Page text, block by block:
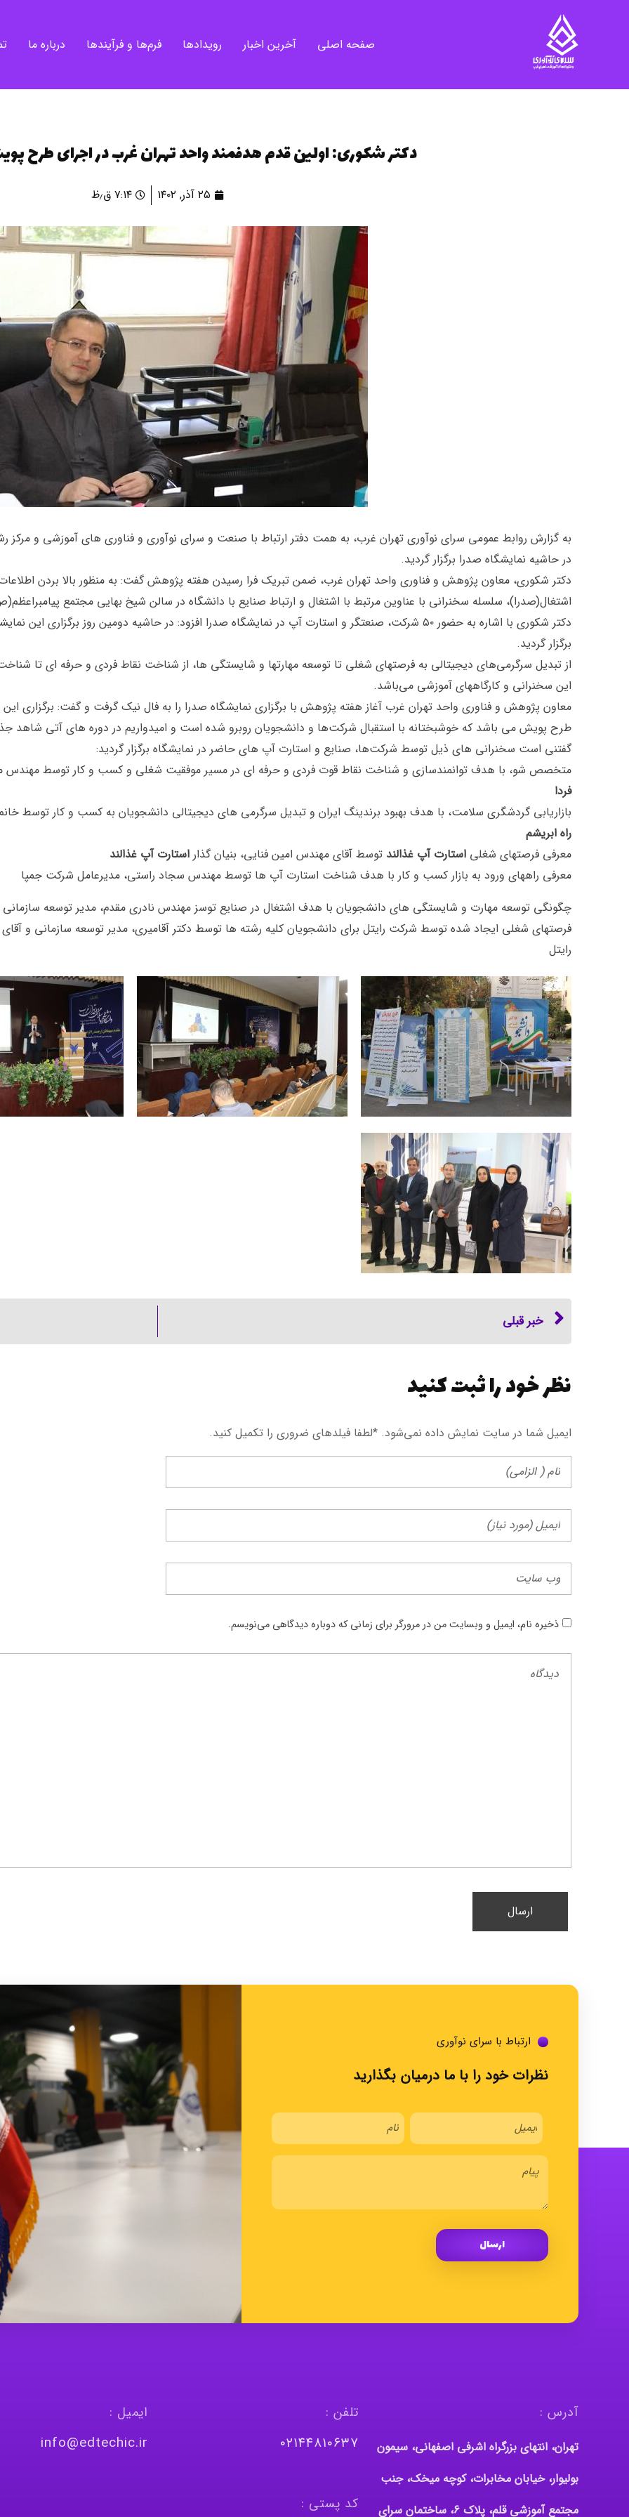
صفحه اصلی آخرین اخبار رویدادها فرم‌ها و فرآیندها درباره ما
دکتر شکوری: اولین قدم هدفمند واحد تهران غرب در اجرای طرح
۲۵ آذر, ۱۴۰۲ ۷:۱۴ ق٫ظ
به گزارش روابط عمومی سرای نوآوری تهران غرب، به همت دفتر ارتباط با صنعت و سرای نوآوری و فناوری های آموزشی و
در حاشیه نمایشگاه صدرا برگزار گردید.
دکتر شکوری، معاون پژوهش و فناوری واحد تهران غرب، ضمن تبریک فرا رسیدن هفته پژوهش گفت: به منظور بالا بردن
اشتغال(صدرا)، سلسله سخنرانی با عناوین مرتبط با اشتغال و ارتباط صنایع با دانشگاه در سالن شیخ بهایی مجتمع
برگزار گردید.
از تبدیل سرگرمی‌های دیجیتالی به فرصتهای شغلی تا توسعه مهارتها و شایستگی ها، از شناخت نقاط فردی و حرفه ای تا
این سخنرانی و کارگاههای آموزشی می‌باشد.
معاون پژوهش و فناوری واحد تهران غرب آغاز هفته پژوهش با برگزاری نمایشگاه صدرا را به فال نیک گرفت و گفت: برگزاری
طرح پویش می باشد که خوشبختانه با استقبال شرکت‌ها و دانشجویان روبرو شده است و امیدواریم در دوره های آتی شاهد
گفتنی است سخنرانی های ذیل توسط شرکت‌ها، صنایع و استارت آپ های حاضر در نمایشگاه برگزار گردید:
متخصص شو، با هدف توانمندسازی و شناخت نقاط قوت فردی و حرفه ای در مسیر موفقیت شغلی و کسب و کار توسط مهندس
فردا
بازاریابی گردشگری سلامت، با هدف بهبود برندینگ ایران و تبدیل سرگرمی های دیجیتالی دانشجویان به کسب و کار توسط
راه ابریشم
معرفی فرصتهای شغلی استارت آپ غذالند توسط آقای مهندس امین فنایی، بنیان گذار استارت آپ غذالند
معرفی راههای ورود به بازار کسب و کار با هدف شناخت استارت آپ ها توسط مهندس سجاد راستی، مدیرعامل شرکت جمپا
چگونگی توسعه مهارت و شایستگی های دانشجویان با هدف اشتغال در صنایع توسز مهندس نادری مقدم، مدیر توسعه
فرصتهای شغلی ایجاد شده توسط شرکت رایتل برای دانشجویان کلیه رشته ها توسط دکتر آقامیری، مدیر توسعه سازمانی و آقای
رایتل
خبر قبلی
نظر خود را ثبت کنید
ایمیل شما در سایت نمایش داده نمی‌شود. *لطفا فیلد‌های ضروری را تکمیل کنید.
ذخیره نام، ایمیل و وبسایت من در مرورگر برای زمانی که دوباره دیدگاهی می‌نویسم.
ارتباط با سرای نوآوری
نظرات خود را با ما درمیان بگذارید
آدرس :
تهران، انتهای بزرگراه اشرفی اصفهانی، سیمون
بولیوار، خیابان مخابرات، کوچه میخک، جنب
مجتمع آموزشی قلم، پلاک 6، ساختمان سرای
تلفن :
٠٢١٤٤٨١٠٦٣٧
کد پستی :
ایمیل :
info@edtechic.ir